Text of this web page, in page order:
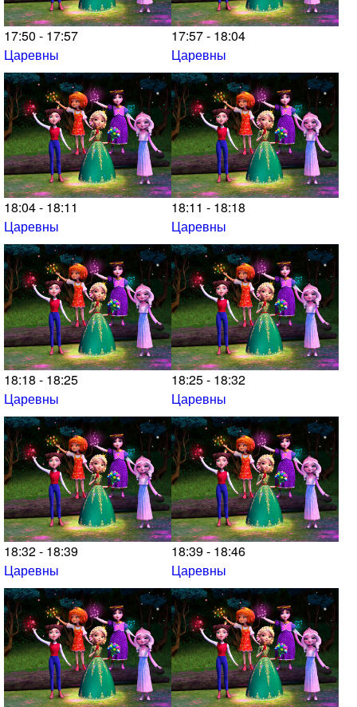
17:50 - 17:57
Царевны
17:57 - 18:04
Царевны
18:04 - 18:11
Царевны
18:11 - 18:18
Царевны
18:18 - 18:25
Царевны
18:25 - 18:32
Царевны
18:32 - 18:39
Царевны
18:39 - 18:46
Царевны